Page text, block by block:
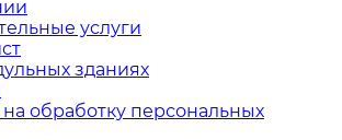
услуги
зданиях
на обработку персональных